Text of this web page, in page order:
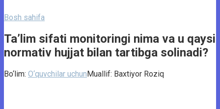
Bosh sahifa
Ta’lim sifati monitoringi nima va u qaysi
normativ hujjat bilan tartibga solinadi?
Bo‘lim: O‘quvchilar uchunMuallif: Baxtiyor Roziq